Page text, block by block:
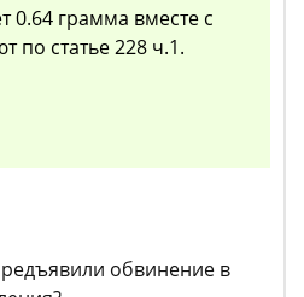
0.64 грамма вместе с
по статье 228 ч.1.
обвинение в